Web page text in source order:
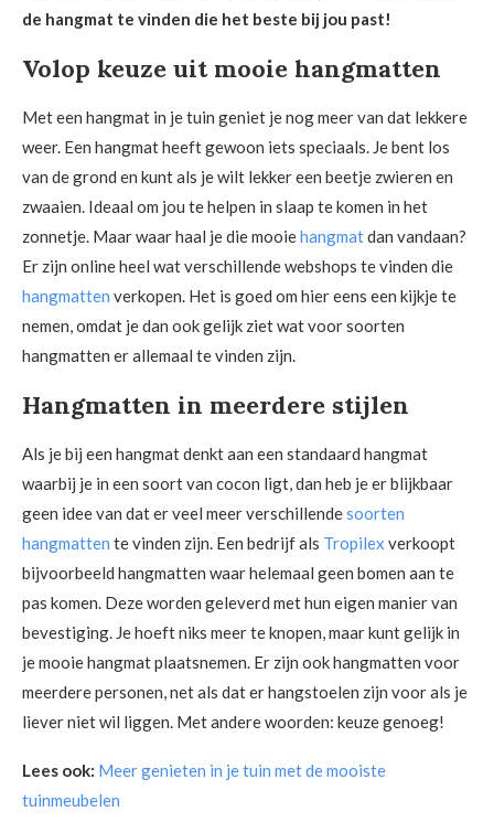
de hangmat te vinden die het beste bij jou past!
Volop keuze uit mooie hangmatten
Met een hangmat in je tuin geniet je nog meer van dat lekkere
weer. Een hangmat heeft gewoon iets speciaals. Je bent los
van de grond en kunt als je wilt lekker een beetje zwieren en
zwaaien. Ideaal om jou te helpen in slaap te komen in het
zonnetje. Maar waar haal je die mooiehangmatdan vandaan?
Er zijn online heel wat verschillende webshops te vinden die
hangmatten verkopen. Het is goed om hier eens een kijkje te
nemen, omdat je dan ook gelijk ziet wat voor soorten
hangmatten er allemaal te vinden zijn.
Hangmatten in meerdere stijlen
Als je bij een hangmat denkt aan een standaard hangmat
waarbij je in een soort van cocon ligt, dan heb je er blijkbaar
geen idee van dat er veel meer verschillendesoorten
hangmatten te vinden zijn. Een bedrijf als Tropilex verkoopt
bijvoorbeeld hangmatten waar helemaal geen bomen aan te
pas komen. Deze worden geleverd met hun eigen manier van
bevestiging. Je hoeft niks meer te knopen, maar kunt gelijk in
je mooie hangmat plaatsnemen. Er zijn ook hangmatten voor
meerdere personen, net als dat er hangstoelen zijn voor als je
liever niet wil liggen. Met andere woorden: keuze genoeg!
Lees ook: Meer genieten in je tuin met de mooiste
tuinmeubelen